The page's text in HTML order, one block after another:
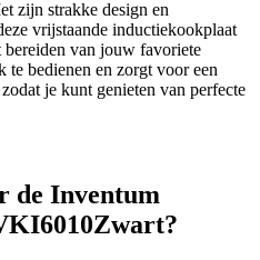
zijn strakke design en
vrijstaande inductiekookplaat
van jouw favoriete
bedienen en zorgt voor een
je kunt genieten van perfecte
de Inventum